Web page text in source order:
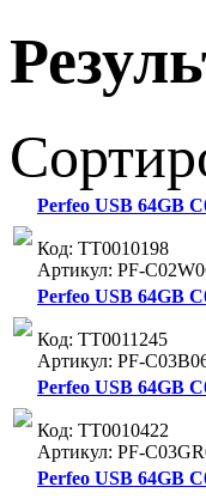
Perfeo USB 64GB
Код: ТТ0010198
Артикул: PF-
Perfeo USB 64GB
Код: ТТ0011245
Артикул: PF-
Perfeo USB 64GB
Код: ТТ0010422
Артикул: PF-
Perfeo USB 64GB